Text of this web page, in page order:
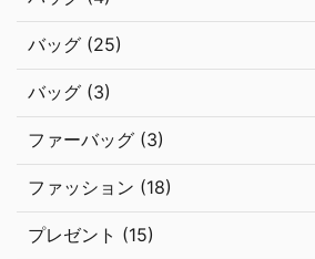
バッグ (25)
バッグ (3)
ファーバッグ (3)
ファッション (18)
プレゼント (15)